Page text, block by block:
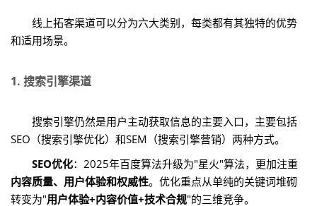
线上拓客渠道可以分为六大类别，每类都有其独特的优势
和适用场景。
1. 搜索引擎渠道
搜索引擎仍然是用户主动获取信息的主要入口，主要包括
SEO（搜索引擎优化）和SEM（搜索引擎营销）两种方式。
SEO优化：2025年百度算法升级为"星火"算法，更加注重
内容质量、用户体验和权威性。优化重点从单纯的关键词堆砌
转变为"用户体验+内容价值+技术合规"的三维竞争。